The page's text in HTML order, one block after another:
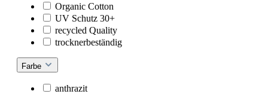
Organic Cotton
UV Schutz 30+
recycled Quality
trocknerbeständig
Farbe
anthrazit